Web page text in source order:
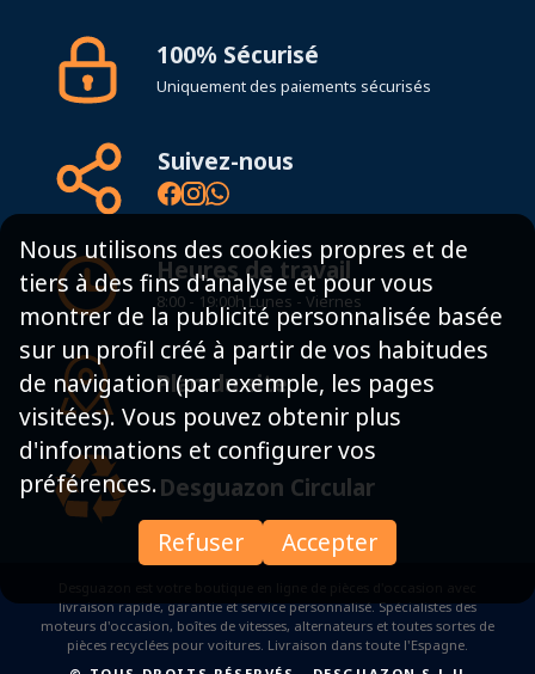
100% Sécurisé
Uniquement des paiements sécurisés
Suivez-nous
Heures de travail
8:00 - 19:00h Lunes - Viernes
Plan du site
Desguazon Circular
livraison rapide, garantie et service personnalisé. Spécialistes des
moteurs d'occasion, boîtes de vitesses, alternateurs et toutes sortes de
pièces recyclées pour voitures. Livraison dans toute l'Espagne.
Nous utilisons des cookies propres et de
tiers à des fins d'analyse et pour vous
montrer de la publicité personnalisée basée
sur un profil créé à partir de vos habitudes
de navigation (par exemple, les pages
visitées). Vous pouvez obtenir plus
d'informations et configurer vos
préférences.
Refuser
Accepter